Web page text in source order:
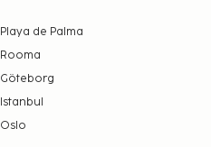
Playa de Palma
Rooma
Göteborg
Istanbul
Oslo